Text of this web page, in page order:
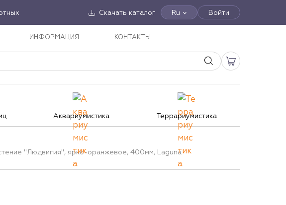
Скачать каталог Ru Войти
ИНФОРМАЦИЯ КОНТАКТЫ
Аквариумистика Террариумистика
"Людвигия", ярко-оранжевое, 400мм, Laguna